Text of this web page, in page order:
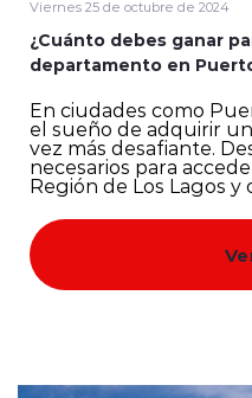
Quienes Somos
modo claro
Viernes 25 de octubre de 2024
¿Cuánto debes ganar
departamento en
En ciudades como
el sueño de adquirir
vez más desafiante.
necesarios para
Región de Los Lagos y